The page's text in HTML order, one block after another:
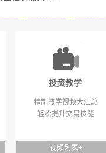
美联储利率决议落地 黄金触底反弹｜ 7/30 每日金评
投资教学
精制教学视频大汇总
轻松提升交易技能
视频列表+